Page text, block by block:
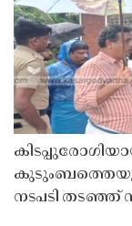
കുടുംബത്തെയും
നടപടി തടഞ്ഞ്